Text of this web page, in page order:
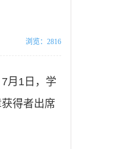
浏览：2816
月1日，学
得者出席